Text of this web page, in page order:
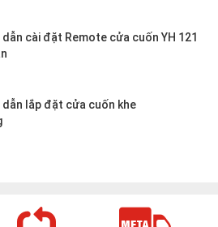
dẫn cài đặt Remote cửa cuốn YH 121
dẫn lắp đặt cửa cuốn khe